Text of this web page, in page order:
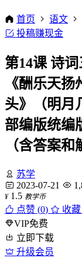
首页 语文
投稿赚现金
第14课 诗
《酬乐天
头》（明月
部编版统编
（含答案和
苏学
2023-07-21
¥ 1.5 教学币
点赞 (0)
收
VIP免费
立即下载
升级会员